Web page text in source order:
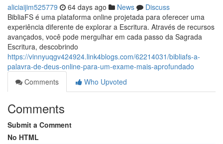
aliciaijim525779 64 days ago News
Discuss
BibliaFS é uma plataforma online projetada para oferecer uma
experiência diferente de explorar a Escritura. Através de recursos
avançados, você pode mergulhar em cada passo da Sagrada
Escritura, descobrindo
https://vinnyuqgv424924.link4blogs.com/62214031/bibliafs-a-
palavra-de-deus-online-para-um-exame-mais-aprofundado
Comments
Who Upvoted
Comments
Submit a Comment
No HTML